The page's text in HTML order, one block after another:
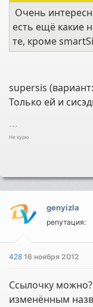
Очень
есть ещё какие
те, кроме
supersis
Только ей и
---
Не курю
genyizla
репутация:
42816 ноября 2012
Ссылочку
изменённым